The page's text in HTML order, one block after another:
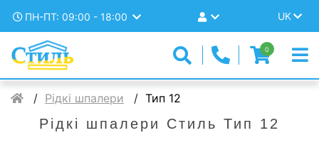
ПН-ПТ: 09:00 - 18:00 UK
0
Рідкі шпалери Тип 12
Рідкі шпалери Стиль Тип 12